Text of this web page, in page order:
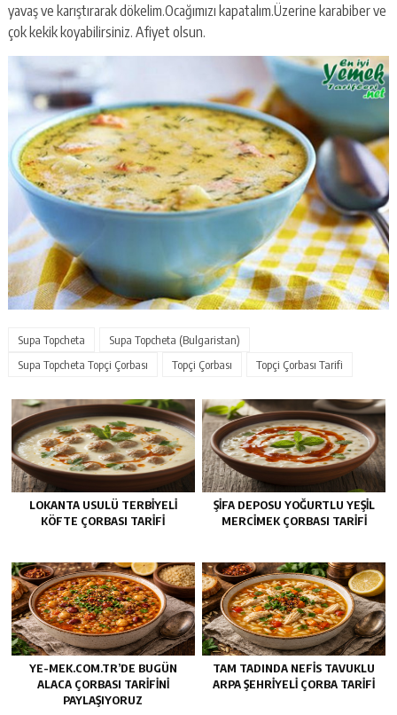
yavaş ve karıştırarak dökelim.Ocağımızı kapatalım.Üzerine karabiber ve
çok kekik koyabilirsiniz. Afiyet olsun.
Supa Topcheta
Supa Topcheta (Bulgaristan)
Supa Topcheta Topçi Çorbası
Topçi Çorbası Topçi Çorbası Tarifi
LOKANTA USULÜ TERBIYELI
KÖFTE ÇORBASI TARIFI
ŞIFA DEPOSU YOĞURTLU YEŞIL
MERCIMEK ÇORBASI TARIFI
YE-MEK.COM.TR’DE BUGÜN
ALACA ÇORBASI TARIFINI
PAYLAŞIYORUZ
TAM TADINDA NEFIS TAVUKLU
ARPA ŞEHRIYELI ÇORBA TARIFI